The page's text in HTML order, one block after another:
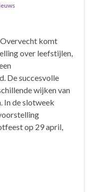
komt
over leefstijlen,
De succesvolle
wijken van
In de slotweek
op 29 april,